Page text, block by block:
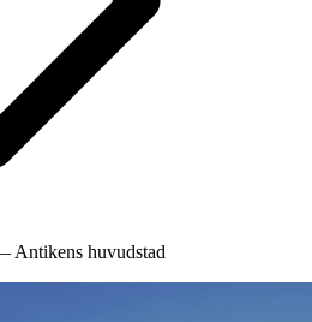
Antikens huvudstad